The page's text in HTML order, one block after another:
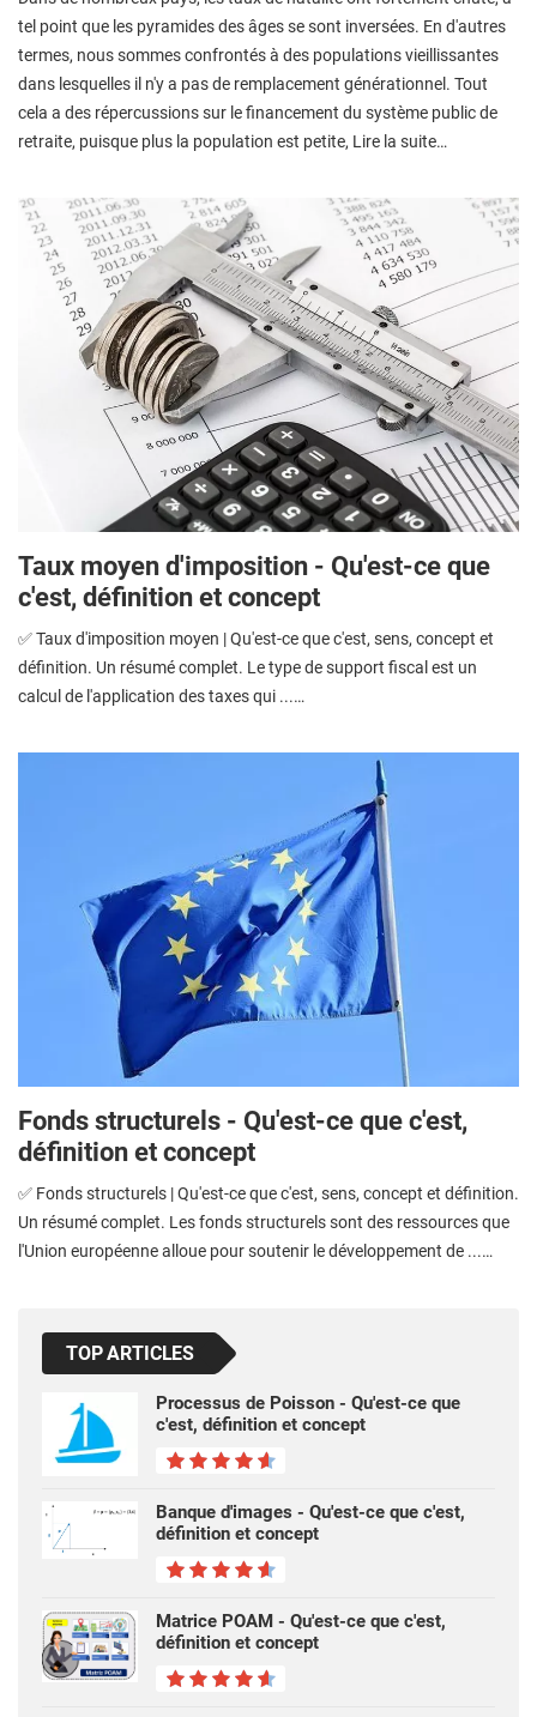
tel point que les pyramides des âges se sont inversées. En d'autres
termes, nous sommes confrontés à des populations vieillissantes
dans lesquelles il n'y a pas de remplacement générationnel. Tout
cela a des répercussions sur le financement du système public de
retraite, puisque plus la population est petite, Lire la suite…
Taux moyen d'imposition - Qu'est-ce que
c'est, définition et concept
✅ Taux d'imposition moyen | Qu'est-ce que c'est, sens, concept et
définition. Un résumé complet. Le type de support fiscal est un
calcul de l'application des taxes qui ...…
Fonds structurels - Qu'est-ce que c'est,
définition et concept
✅ Fonds structurels | Qu'est-ce que c'est, sens, concept et définition.
Un résumé complet. Les fonds structurels sont des ressources que
l'Union européenne alloue pour soutenir le développement de ...…
TOP ARTICLES
Processus de Poisson - Qu'est-ce que
c'est, définition et concept
Banque d'images - Qu'est-ce que c'est,
définition et concept
Matrice POAM - Qu'est-ce que c'est,
définition et concept